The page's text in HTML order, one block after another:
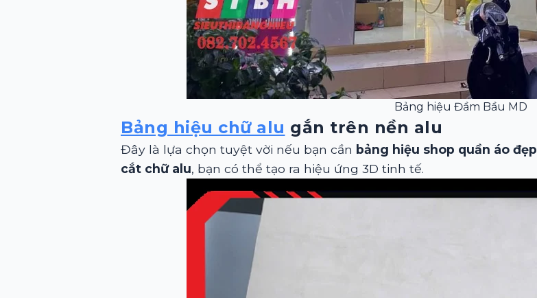
Bảng hiệu Đầm Bầu MD
Bảng hiệu chữ alu gắn trên nền alu
Đây là lựa chọn tuyệt vời nếu bạn cần bảng hiệu shop quần áo đẹp
cắt chữ alu, bạn có thể tạo ra hiệu ứng 3D tinh tế.